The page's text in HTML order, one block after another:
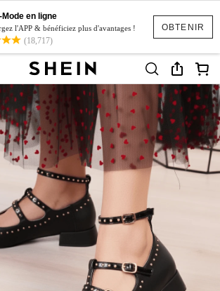
OBTENIR
Mode en ligne
l'APP & bénéficiez plus d'avantages !
(18,717)